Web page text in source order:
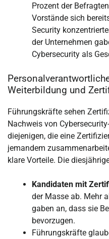
Prozent der
Vorstände sich
Security
der Unternehmen
Cybersecurity als
Weiterbildung und
Führungskräfte sehen
Nachweis von
diejenigen, die eine
jemandem
klare Vorteile. Die
Kandidaten mit
der Masse ab. Mehr
gaben an, dass sie
bevorzugen.
Führungskräfte